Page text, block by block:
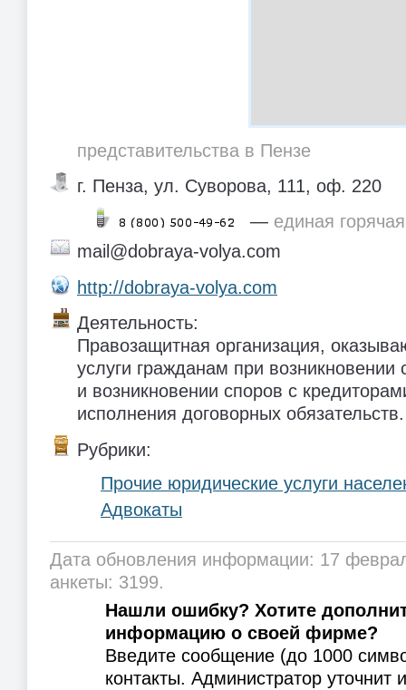
представительства в Пензе
г. Пенза, ул. Суворова, 111, оф. 220
— единая
mail@dobraya-volya.com
http://dobraya-volya.com
Деятельность:
Правозащитная организация,
услуги гражданам при возникновении
и возникновении споров с
исполнения договорных обязательств.
Рубрики:
Прочие юридические услуги
Адвокаты
Дата обновления информации: 17
анкеты: 3199.
Нашли ошибку? Хотите
информацию о своей фирме?
Введите сообщение (до 1000
контакты. Администратор